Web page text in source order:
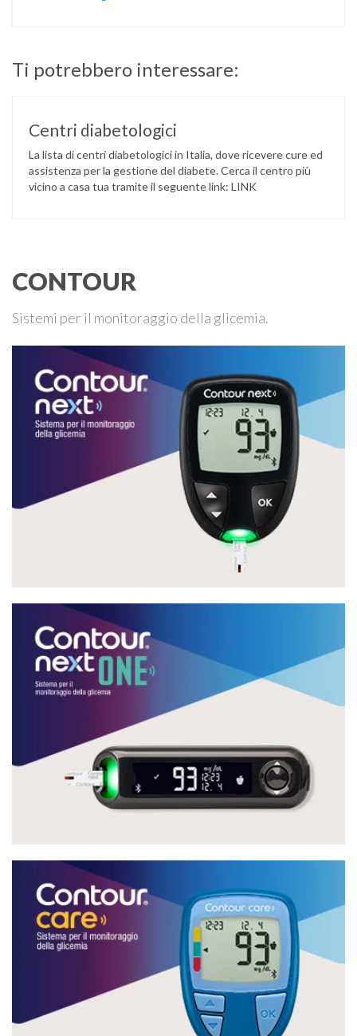
Ti potrebbero interessare:
Centri diabetologici
La lista di centri diabetologici in Italia, dove ricevere cure ed
assistenza per la gestione del diabete. Cerca il centro più
vicino a casa tua tramite il seguente link: LINK
CONTOUR
Sistemi per il monitoraggio della glicemia.